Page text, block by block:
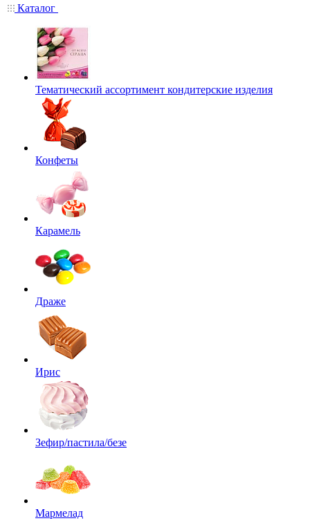
Каталог
Тематический ассортимент кондитерские изделия
Конфеты
Карамель
Драже
Ирис
Зефир/пастила/безе
Мармелад